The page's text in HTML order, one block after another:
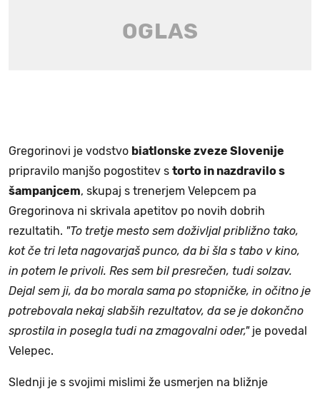
Gregorinovi je vodstvo biatlonske zveze Slovenije
pripravilo manjšo pogostitev s torto in nazdravilo s
šampanjcem, skupaj s trenerjem Velepcem pa
Gregorinova ni skrivala apetitov po novih dobrih
rezultatih. "To tretje mesto sem doživljal približno tako,
kot če tri leta nagovarjaš punco, da bi šla s tabo v kino,
in potem le privoli. Res sem bil presrečen, tudi solzav.
Dejal sem ji, da bo morala sama po stopničke, in očitno je
potrebovala nekaj slabših rezultatov, da se je dokončno
sprostila in posegla tudi na zmagovalni oder,"je povedal
Velepec.
Slednji je s svojimi mislimi že usmerjen na bližnje